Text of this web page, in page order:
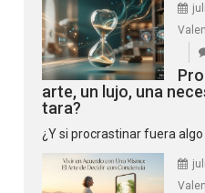
arte, un lujo, una
tara?
¿Y si procrastinar fuera algo